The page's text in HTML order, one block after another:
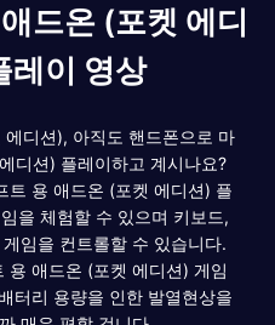
드온 (포켓 에디
레이 영상
디션), 아직도 핸드폰으로 마
디션) 플레이하고 계시나요?
트 용 애드온 (포켓 에디션) 플
을 체험할 수 있으며 키보드,
임을 컨트롤할 수 있습니다.
용 애드온 (포켓 에디션) 게임
터리 용량을 인한 발열현상을